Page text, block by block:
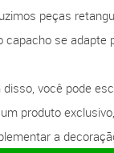
peças
capacho se adapte
disso, você pode
produto
a